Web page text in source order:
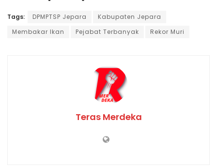
Tags: DPMPTSP Jepara
Kabupaten Jepara
Membakar Ikan
Pejabat Terbanyak Rekor Muri
Teras Merdeka